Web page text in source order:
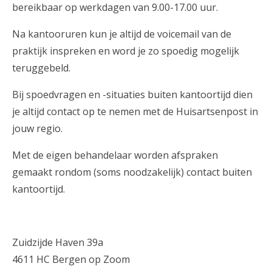
bereikbaar op werkdagen van 9.00-17.00 uur.
Na kantooruren kun je altijd de voicemail van de
praktijk inspreken en word je zo spoedig mogelijk
teruggebeld.
Bij spoedvragen en -situaties buiten kantoortijd dien
je altijd contact op te nemen met de Huisartsenpost in
jouw regio.
Met de eigen behandelaar worden afspraken
gemaakt rondom (soms noodzakelijk) contact buiten
kantoortijd.
Zuidzijde Haven 39a
4611 HC Bergen op Zoom